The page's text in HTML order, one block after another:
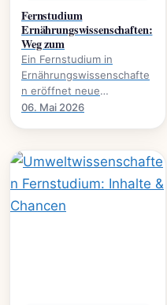
Fernstudium
Ernährungswissenschaften:
Weg zum
Ein Fernstudium in
Ernährungswissenschafte
n eröffnet neue
Karrierewege., welche
gelingt.
06. Mai 2026